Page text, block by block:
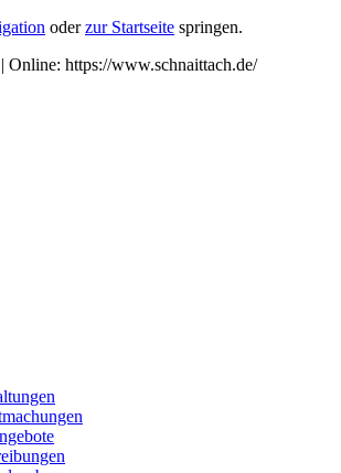
oderzur Startseite springen.
| Online: https://www.schnaittach.de/